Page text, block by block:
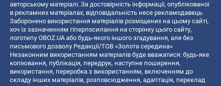
авторському матеріалі. За достовірність інформації, опублікованої
в рекламних матеріалах, відповідальність несе рекламодавець.
Заборонено використання матеріалів розміщених на цьому сайті,
хоч із зазначенням гіперпосилання на сторінку цього сайту,
логотипу OBOZ.UA або будь-якого іншого згадування, але без
письмового дозволу Редакції/ТОВ «Золота середина»
Незаконним використанням матеріалів буде вважатися: будь-яке
копiювання, публiкацiя, передрук, наступне поширення,
використання, переробка з використанням, включенням до
складу інших матеріалів, розповсюдження, адаптація, переклад